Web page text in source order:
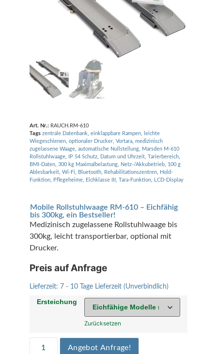
Art. Nr.: RAUCH.RM-610
Tags zentrale Datenbank, einklappbare Rampen,
leichte
Wiegeschienen, optionaler Drucker, Vortara, medizinisch
zugelassene Waage, automatische Nullstellung, Marsden M-610
Rollstuhlwaage, IP 54 Schutz, Datum und Uhrzeit, Tarierbereich,
BMI-Daten, 300 kg Maximalbelastung, Netz-/Akkubetrieb, 100 g
Ablesbarkeit, Wi-Fi, Bluetooth, Rehabilitationszentren, Hold-
Funktion, Pflegeheime, Eichklasse III , Tara-Funktion, LCD-Display
Mobile Rollstuhlwaage RM-610 – Eichfähig
bis 300kg, ein Bestseller!
Medizinisch zugelassene Rollstuhlwaage bis
300kg, leicht transportierbar, optional mit
Drucker.
Preis auf Anfrage
Lieferzeit: 7 - 10 Tage Lieferzeit (Unverbindlich)
Ersteichung
Zurücksetzen
Angebot Anfrage!